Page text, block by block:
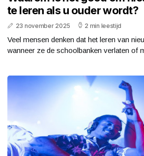
te leren als u ouder wordt?
23 november 2025 2 min leestijd
Veel mensen denken dat het leren van
wanneer ze de schoolbanken verlaten of